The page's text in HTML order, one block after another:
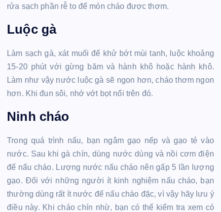
rửa sạch phần rễ to để món cháo được thơm.
Luộc gà
Làm sạch gà, xát muối để khử bớt mùi tanh, luộc khoảng
15-20 phút với gừng băm và hành khô hoặc hành khô.
Làm như vậy nước luộc gà sẽ ngon hơn, cháo thơm ngon
hơn. Khi đun sôi, nhớ vớt bọt nổi trên đó.
Ninh cháo
Trong quá trình nấu, bạn ngâm gạo nếp và gạo tẻ vào
nước. Sau khi gà chín, dùng nước dùng và nồi cơm điện
để nấu cháo. Lượng nước nấu cháo nên gấp 5 lần lượng
gạo. Đối với những người ít kinh nghiệm nấu cháo, bạn
thường dùng rất ít nước để nấu cháo đặc, vì vậy hãy lưu ý
điều này. Khi cháo chín nhừ, bạn có thể kiểm tra xem có